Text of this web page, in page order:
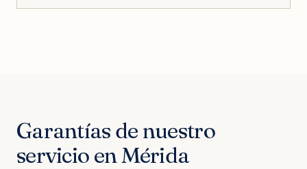
Garantías de nuestro
servicio en Mérida